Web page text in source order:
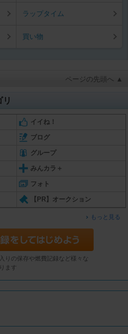
ラップタイム
買い物
ページの先頭へ ▲
イイね！
ブログ
グループ
みんカラ＋
フォト
【PR】オークション
もっと見る
りの保存や燃費記録など様々な
ます